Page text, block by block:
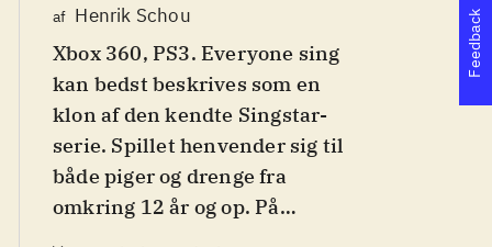
af Henrik Schou
Xbox 360, PS3. Everyone sing
kan bedst beskrives som en
klon af den kendte Singstar-
serie. Spillet henvender sig til
både piger og drenge fra
omkring 12 år og op. På
Feedback